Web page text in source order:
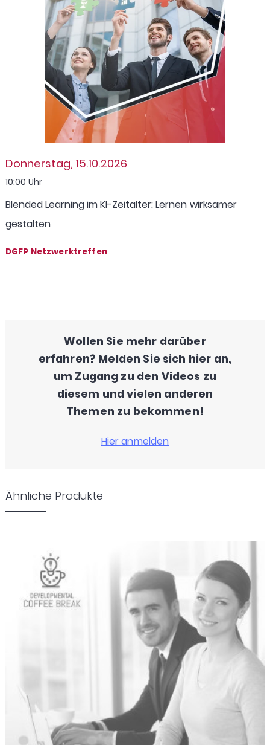
Donnerstag, 15.10.2026
10:00 Uhr
Blended Learning im KI-Zeitalter: Lernen wirksamer
gestalten
DGFP Netzwerktreffen
Wollen Sie mehr darüber
erfahren? Melden Sie sich hier an,
um Zugang zu den Videos zu
diesem und vielen anderen
Themen zu bekommen!
Ähnliche Produkte